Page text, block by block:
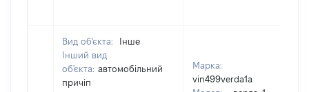
Вид об'єкта:
Інше
Інший вид
об'єкта: автомобільний
причіп
Марка:
vin499verda1a